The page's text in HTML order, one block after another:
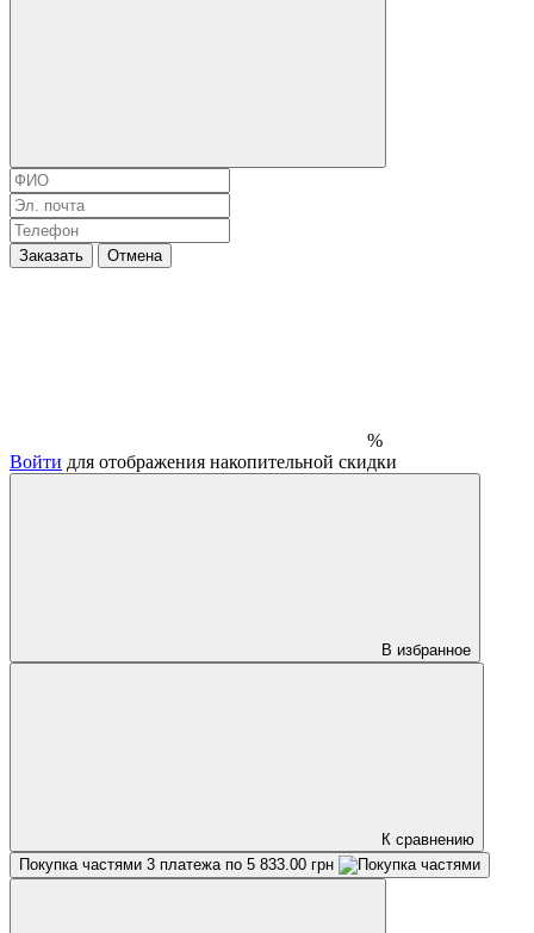
Заказать Отмена
%
Войти для отображения накопительной скидки
В избранное
К сравнению
Покупка частями 3 платежа по 5 833.00 грн